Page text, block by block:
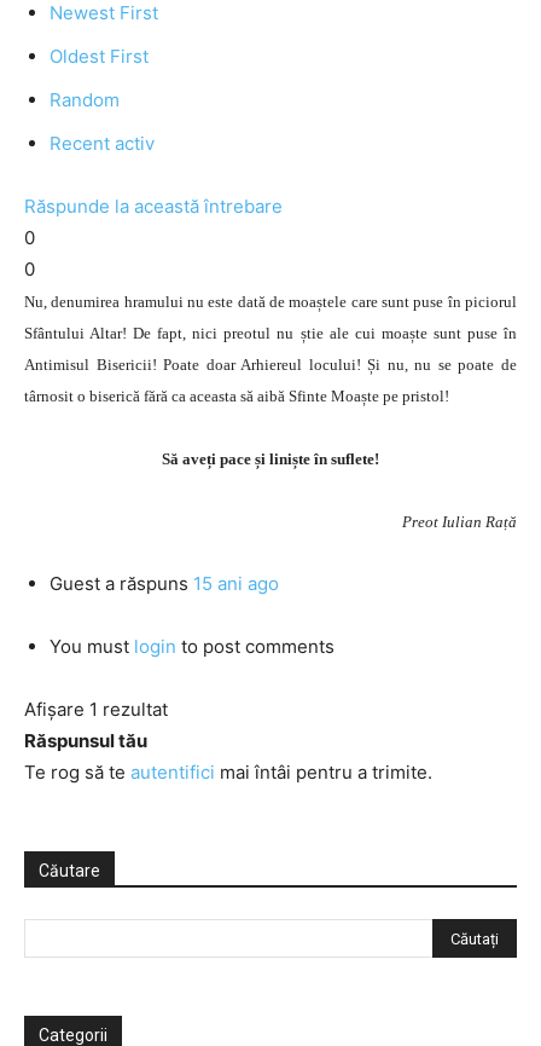
Newest First
Oldest First
Random
Recent activ
Răspunde la această întrebare
0
0
Nu, denumirea hramului nu este dată de moaștele care sunt puse în piciorul
Sfântului Altar! De fapt, nici preotul nu știe ale cui moaște sunt puse în
Antimisul Bisericii! Poate doar Arhiereul locului! Și nu, nu se poate de
târnosit o biserică fără ca aceasta să aibă Sfinte Moaște pe pristol!
Să aveți pace și liniște în suflete!
Preot Iulian Rață
Guest a răspuns 15 ani ago
You must login to post comments
Afișare 1 rezultat
Răspunsul tău
Te rog să te autentifici mai întâi pentru a trimite.
Căutare
Categorii